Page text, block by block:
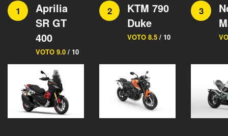
1
Aprilia
SR GT
400
VOTO 9.0 / 10
2
KTM 790
Duke
VOTO 8.5 / 10
3